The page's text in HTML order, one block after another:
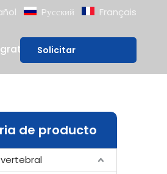
Pусский Français
Blog
Solicitar
presupuesto
de producto